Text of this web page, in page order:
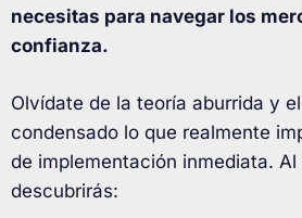
necesitas para navegar los
confianza.
Olvídate de la teoría aburrida y
condensado lo que realmente
de implementación inmediata. Al
descubrirás: